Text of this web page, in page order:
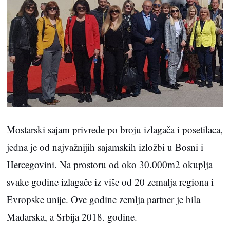
Mostarski sajam privrede po broju izlagača i posetilaca,
jedna je od najvažnijih sajamskih izložbi u Bosni i
Hercegovini. Na prostoru od oko 30.000m2 okuplja
svake godine izlagače iz više od 20 zemalja regiona i
Evropske unije. Ove godine zemlja partner je bila
Mađarska, a Srbija 2018. godine.